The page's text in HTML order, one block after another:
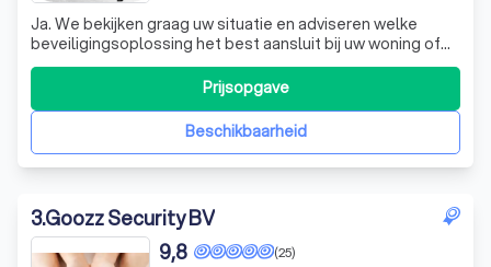
Ja. We bekijken graag uw situatie en adviseren welke
beveiligingsoplossing het best aansluit bij uw woning of
bedrijfspand. Zo krijgt u een beveiligingssysteem dat
perfect aansluit bij uw behoeften.
Beschikbaarheid
Prijsopgave
3.Goozz Security BV
(25)
9,8